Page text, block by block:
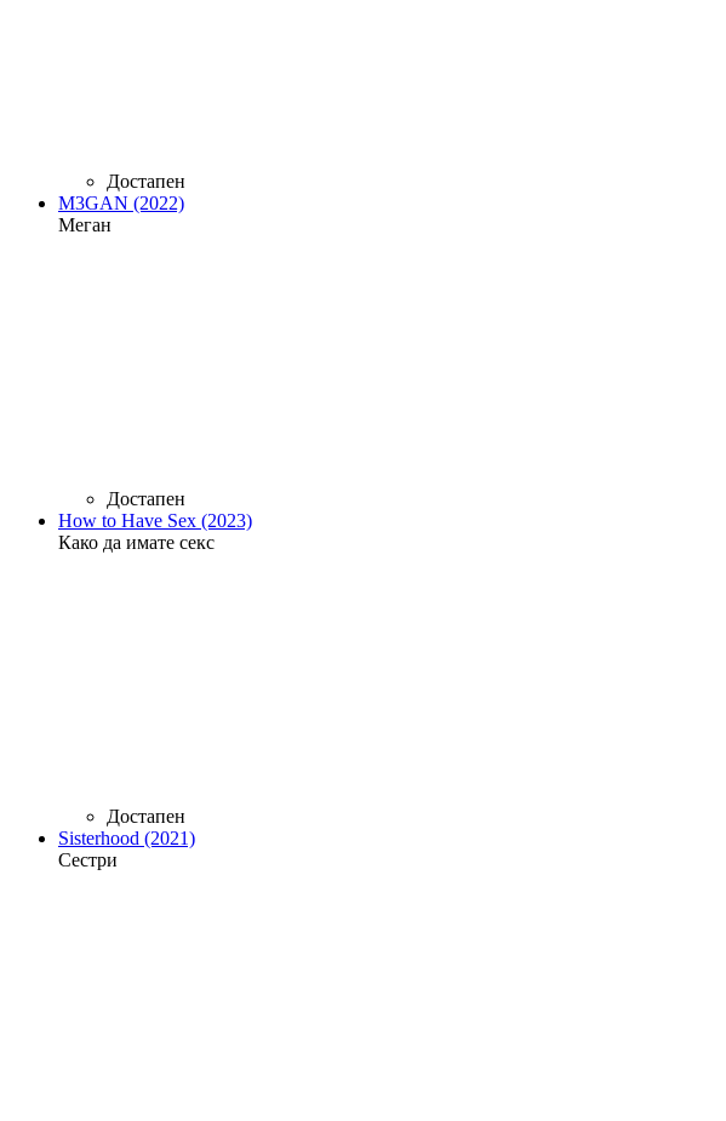
Достапен
M3GAN (2022)
Меган
Достапен
How to Have Sex (2023)
Како да имате секс
Достапен
Sisterhood (2021)
Сестри